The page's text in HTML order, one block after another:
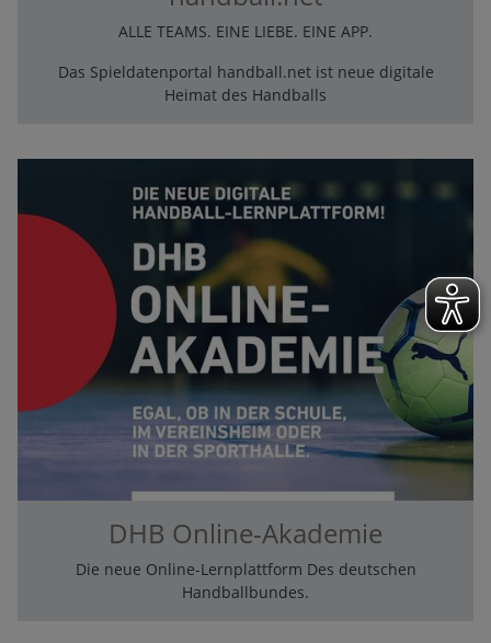
ALLE TEAMS. EINE LIEBE. EINE APP.
Das Spieldatenportal handball.net ist neue digitale
Heimat des Handballs
DHB Online-Akademie
Die neue Online-Lernplattform Des deutschen
Handballbundes.